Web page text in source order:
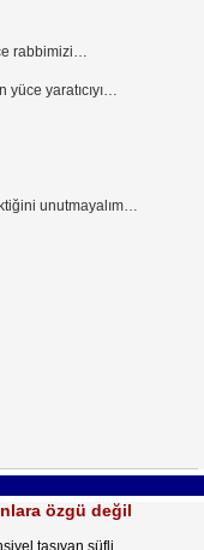
rabbimizi…
yüce yaratıcıyı…
unutmayalım…
özgü değil
taşıyan süfli